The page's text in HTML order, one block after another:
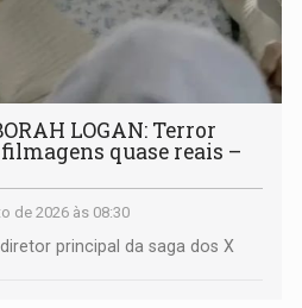
LOGAN: Terror
quase reais –
de 2026 às 08:30
principal da saga dos X